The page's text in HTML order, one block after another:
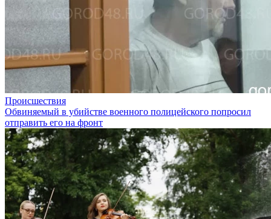
Происшествия
Обвиняемый в убийстве военного полицейского попросил
отправить его на фронт